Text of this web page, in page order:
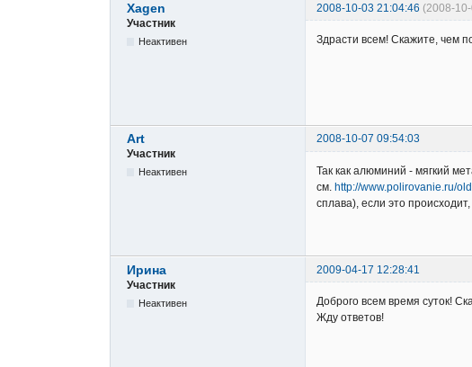
Xagen 2008-10-03 21:04:46 (2008-
Участник
Неактивен Здрасти всем! Скажите, чем
Art
2008-10-07 09:54:03
Участник
Неактивен
Так как алюминий - мягкий
см. http://www.polirovanie.ru/
сплава), если это
Ирина
2009-04-17 12:28:41
Участник
Неактивен
Доброго всем время суток!
Жду ответов!